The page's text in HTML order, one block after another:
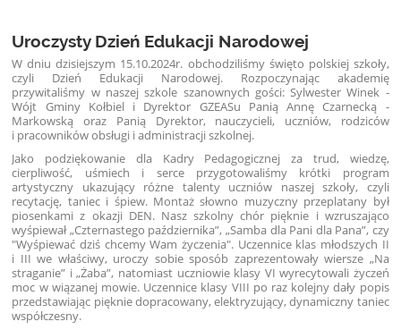
Uroczysty Dzień Edukacji Narodowej
W dniu dzisiejszym 15.10.2024r. obchodziliśmy święto polskiej szkoły,
czyli Dzień Edukacji Narodowej. Rozpoczynając akademię
przywitaliśmy w naszej szkole szanownych gości:Sylwester Winek -
Wójt Gminy Kołbieli Dyrektor GZEASu Panią Annę Czarnecką -
Markowską oraz Panią Dyrektor, nauczycieli, uczniów, rodziców
i pracowników obsługi i administracji szkolnej.
Jako podziękowanie dla Kadry Pedagogicznej za trud, wiedzę,
cierpliwość, uśmiech i serce przygotowaliśmy krótki program
artystyczny ukazujący różne talenty uczniów naszej szkoły, czyli
recytację, taniec i śpiew. Montaż słowno muzyczny przeplatany był
piosenkami z okazji DEN. Nasz szkolny chór pięknie i wzruszająco
wyśpiewał „Czternastego października”, „Samba dla Pani dla Pana”, czy
"Wyśpiewać dziś chcemy Wam życzenia". Uczennice klas młodszych II
i III we właściwy, uroczy sobie sposób zaprezentowały wiersze „Na
straganie” i „Żaba”, natomiast uczniowie klasy VI wyrecytowali życzeń
moc w wiązanej mowie. Uczennice klasy VIII po raz kolejny dały popis
przedstawiając pięknie dopracowany, elektryzujący, dynamiczny taniec
współczesny.